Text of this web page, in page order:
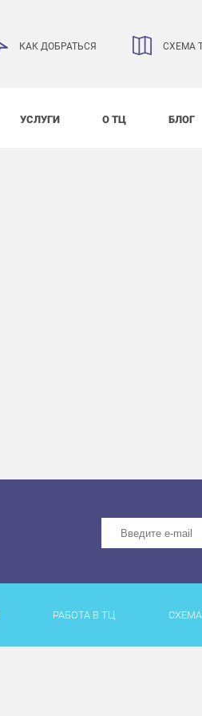
КАК ДОБРАТЬСЯ СХЕМА
УСЛУГИ О ТЦ БЛОГ
РАБОТА В ТЦ